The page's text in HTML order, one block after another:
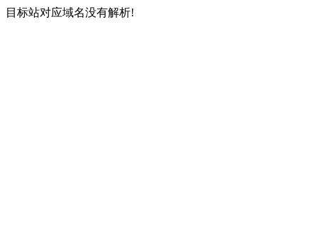
目标站对应域名没有解析!